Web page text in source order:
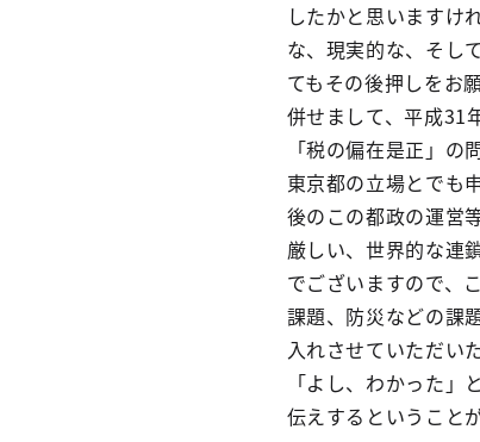
したかと思いますけ
な、現実的な、そし
てもその後押しをお
併せまして、平成31
「税の偏在是正」
東京都の立場とでも
後のこの都政の運営
厳しい、世界的な連
でございますので、
課題、防災などの課
入れさせていただい
「よし、わかった
伝えするということ